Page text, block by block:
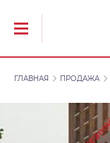
ГЛАВНАЯ ПРОДАЖА